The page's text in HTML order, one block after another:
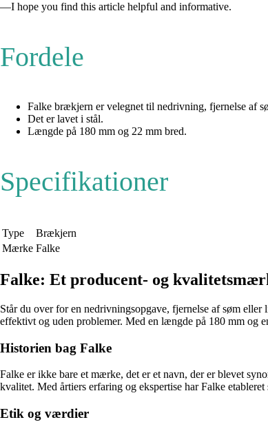
—I hope you find this article helpful and informative.
Fordele
Falke brækjern er velegnet til nedrivning, fjernelse af
Det er lavet i stål.
Længde på 180 mm og 22 mm bred.
Specifikationer
Type
Brækjern
Mærke Falke
Falke: Et producent- og
Står du over for en nedrivningsopgave, fjernelse af søm
effektivt og uden problemer. Med en længde på 180 mm og
Historien bag Falke
Falke er ikke bare et mærke, det er et navn, der er blevet
kvalitet. Med årtiers erfaring og ekspertise har Falke
Etik og værdier